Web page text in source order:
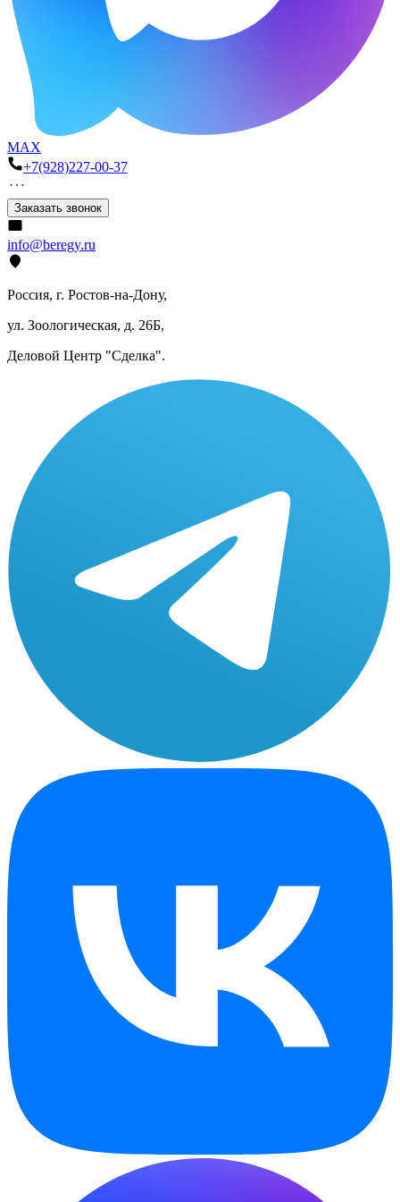
MAX
+7(928)227-00-37
Заказать звонок
info@beregy.ru
Россия, г. Ростов-на-Дону,
ул. Зоологическая, д. 26Б,
Деловой Центр "Сделка".